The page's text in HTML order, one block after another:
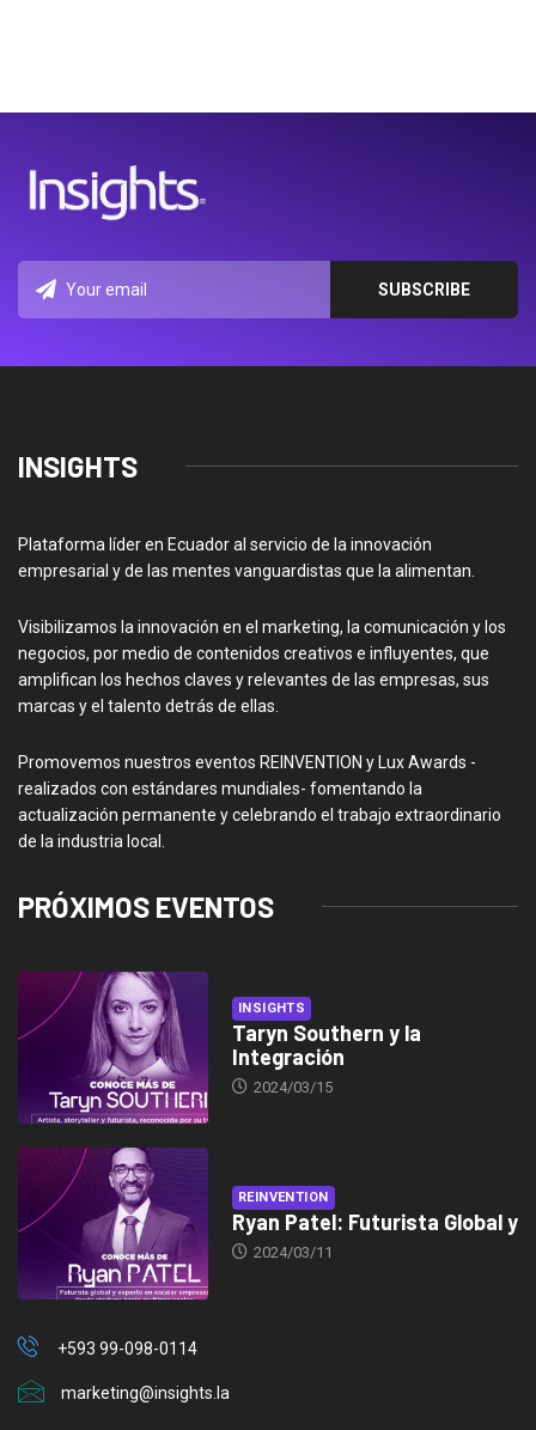
INSIGHTS
Plataforma líder en Ecuador al servicio de la innovación
empresarial y de las mentes vanguardistas que la alimentan.
Visibilizamos la innovación en el marketing, la comunicación y los
negocios, por medio de contenidos creativos e influyentes, que
amplifican los hechos claves y relevantes de las empresas, sus
marcas y el talento detrás de ellas.
Promovemos nuestros eventos REINVENTION y Lux Awards -
realizados con estándares mundiales- fomentando la
actualización permanente y celebrando el trabajo extraordinario
de la industria local.
PRÓXIMOS EVENTOS
INSIGHTS
Taryn Southern y la
Integración
2024/03/15
REINVENTION
Ryan Patel: Futurista Global y
2024/03/11
+593 99-098-0114
marketing@insights.la